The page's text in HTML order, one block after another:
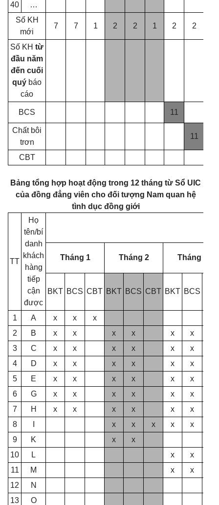
40
…
Số KH
mới
7 7 1 2 2 1 2 2
Số KH từ
đầu năm
đến cuối
quý báo
cáo
BCS 11
Chất bôi
trơn
11
CBT
Bảng tổng hợp hoạt động trong 12 tháng từ Sổ UIC
của đồng đẳng viên cho đối tượng Nam quan hệ
tình dục đồng giới
TT
Họ
tên/bí
danh
khách
hàng
tiếp
cận
được
Tháng 1 Tháng 2 Tháng 3
BKT BCS CBT BKT BCS CBT BKT BCS
1 A x x
x
2
B x x x x x
x
3
C x x x x x
x
4
D x x x x x
x
5
E x x x x x
x
6
G x x x x x
x
7
H x x x x x
x
8
x x x x
x
9
K x
x
10
L x
x
11
M x
x
12
N
13
O